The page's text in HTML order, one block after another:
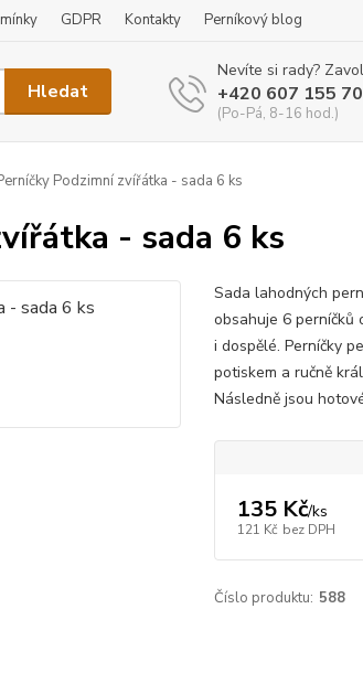
GDPR Kontakty Perníkový blog
Hledat
Nevíte si rady?
+420 607 155
(Po-Pá, 8-16 hod.)
Podzimní zvířátka - sada 6 ks
- sada 6 ks
Sada lahodných
obsahuje 6 perníčků
i dospělé. Perníčky
potiskem a ručně
Následně jsou
135 Kč/ks
121 Kč bez DPH
Číslo produktu: 588